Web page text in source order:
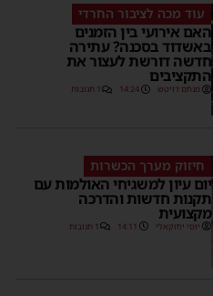
עוד מכה לציבור החרדי
האם אירועי בין הזמנים
באשדוד בסכנה? עתירה
חדשה דורשת לעצור את
התקציבים
מנחם דויטש 14:24 1 תגובות
חיזוק מערך הכשרות
יום עיון למשגיחי האולמות עם
תקנות חדשות והדרכה
מקצועית
יוסי יחזקאלי 14:11 1 תגובות